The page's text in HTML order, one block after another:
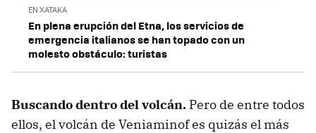
EN XATAKA
En plena erupción del Etna, los servicios de
emergencia italianos se han topado con un
molesto obstáculo: turistas
Buscando dentro del volcán. Pero de entre todos
ellos, el volcán de Veniaminof es quizás el más